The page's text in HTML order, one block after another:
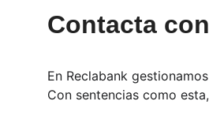
Contacta
En Reclabank
Con sentencias como